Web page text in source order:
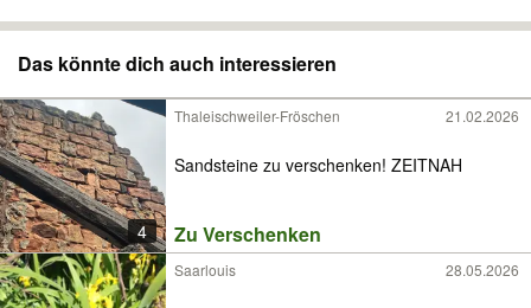
Das könnte dich auch interessieren
4
Thaleischweiler-Fröschen 21.02.2026
Sandsteine zu verschenken! ZEITNAH
Zu Verschenken
Saarlouis 28.05.2026